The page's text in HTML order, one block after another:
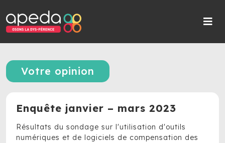
Votre opinion
Enquête janvier – mars 2023
Résultats du sondage sur l'utilisation d'outils
numériques et de logiciels de compensation des